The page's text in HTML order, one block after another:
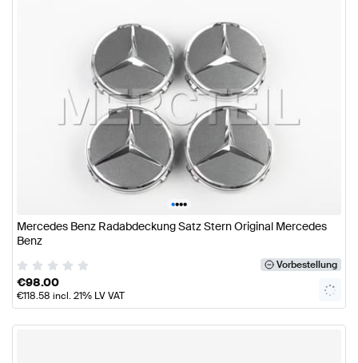
••••
Mercedes Benz Radabdeckung Satz Stern Original Mercedes
Benz
Vorbestellung
€98.00
€118.58 incl. 21% LV VAT